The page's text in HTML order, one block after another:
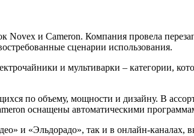
Novex и Cameron. Компания провела
сценарии использования.
и мультиварки – категории,
по объему, мощности и дизайну. В
оснащены автоматическими
и «Эльдорадо», так и в онлайн-каналах,